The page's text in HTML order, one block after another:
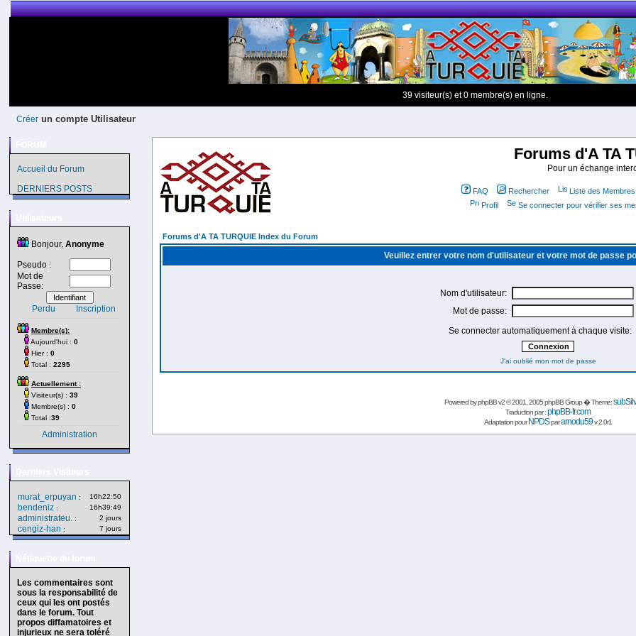
39 visiteur(s) et 0 membre(s) en ligne.
Créer un compte Utilisateur
Accueil du Forum
DERNIERS POSTS
Bonjour, Anonyme
Pseudo :
Mot de
Passe:
Perdu Inscription
Membre(s):
Aujourd'hui : 0
Hier : 0
Total : 2295
Actuellement :
Visiteur(s) : 39
Membre(s) : 0
Total :39
Administration
murat_erpuyan : 16h22:50
bendeniz : 16h39:49
administrateu. : 2 jours
cengiz-han : 7 jours
Les commentaires sont
sous la responsabilité de
ceux qui les ont postés
dans le forum. Tout
propos diffamatoires et
injurieux ne sera toléré
Forums d'A TA
Pour un échange
FAQ Rechercher Liste des Membres
Profil
Se connecter pour vérifier ses
Forums d'A TA TURQUIE Index du Forum
Veuillez entrer votre nom d'utilisateur et votre mot de passe
Nom d'utilisateur:
Mot de passe:
Se connecter automatiquement à chaque visite:
J'ai oublié mon mot de passe
Powered byphpBBv2 © 2001, 2005 phpBB Group � Theme:
Traduction par :phpBB-fr.com
Adaptation pourNPDSpararnodu59v 2.0r1